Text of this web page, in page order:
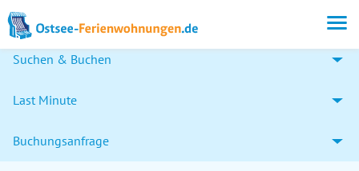
Suchen & Buchen
Last Minute
Buchungsanfrage